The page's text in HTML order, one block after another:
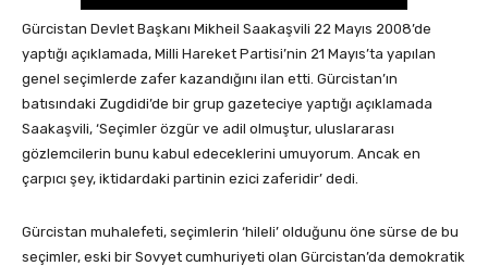
Gürcistan Devlet Başkanı Mikheil Saakaşvili 22 Mayıs 2008’de
yaptığı açıklamada, Milli Hareket Partisi’nin 21 Mayıs’ta yapılan
genel seçimlerde zafer kazandığını ilan etti. Gürcistan’ın
batısındaki Zugdidi’de bir grup gazeteciye yaptığı açıklamada
Saakaşvili, ‘Seçimler özgür ve adil olmuştur, uluslararası
gözlemcilerin bunu kabul edeceklerini umuyorum. Ancak en
çarpıcı şey, iktidardaki partinin ezici zaferidir’ dedi.
Gürcistan muhalefeti, seçimlerin ‘hileli’ olduğunu öne sürse de bu
seçimler, eski bir Sovyet cumhuriyeti olan Gürcistan’da demokratik